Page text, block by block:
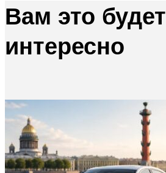
Вам это будет
интересно